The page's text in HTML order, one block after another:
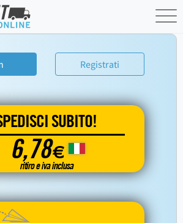
Registrati
SUBITO!
6,78€
ritiro e iva inclusa